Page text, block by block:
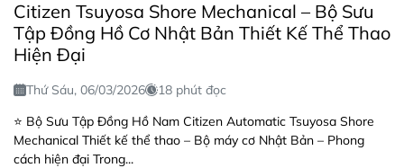
Citizen Tsuyosa Shore Mechanical – Bộ Sưu
Tập Đồng Hồ Cơ Nhật Bản Thiết Kế Thể Thao
Hiện Đại
Thứ Sáu, 06/03/2026
18 phút đọc
⭐ Bộ Sưu Tập Đồng Hồ Nam Citizen Automatic Tsuyosa Shore
Mechanical Thiết kế thể thao – Bộ máy cơ Nhật Bản – Phong
cách hiện đại Trong...